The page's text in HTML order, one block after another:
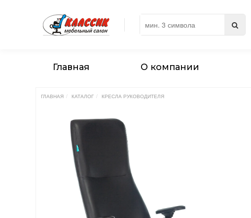
Главная О компании
ГЛАВНАЯ КАТАЛОГ КРЕСЛА РУКОВОДИТЕЛЯ